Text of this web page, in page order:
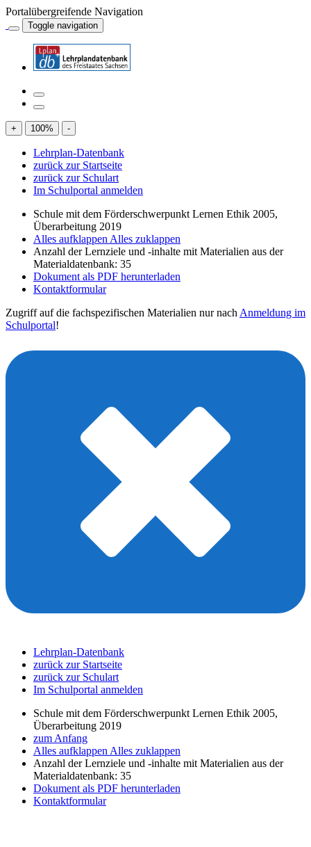
Portalübergreifende Navigation
Toggle navigation
+ 100% -
Lehrplan-Datenbank
zurück zur Startseite
zurück zur Schulart
Im Schulportal anmelden
Schule mit dem Förderschwerpunkt Lernen Ethik 2005,
Überarbeitung 2019
Alles aufklappen Alles zuklappen
Anzahl der Lernziele und -inhalte mit Materialien aus der
Materialdatenbank: 35
Dokument als PDF herunterladen
Kontaktformular
Zugriff auf die fachspezifischen Materialien nur nach Anmeldung im
Schulportal!
Lehrplan-Datenbank
zurück zur Startseite
zurück zur Schulart
Im Schulportal anmelden
Schule mit dem Förderschwerpunkt Lernen Ethik 2005,
Überarbeitung 2019
zum Anfang
Alles aufklappen Alles zuklappen
Anzahl der Lernziele und -inhalte mit Materialien aus der
Materialdatenbank: 35
Dokument als PDF herunterladen
Kontaktformular